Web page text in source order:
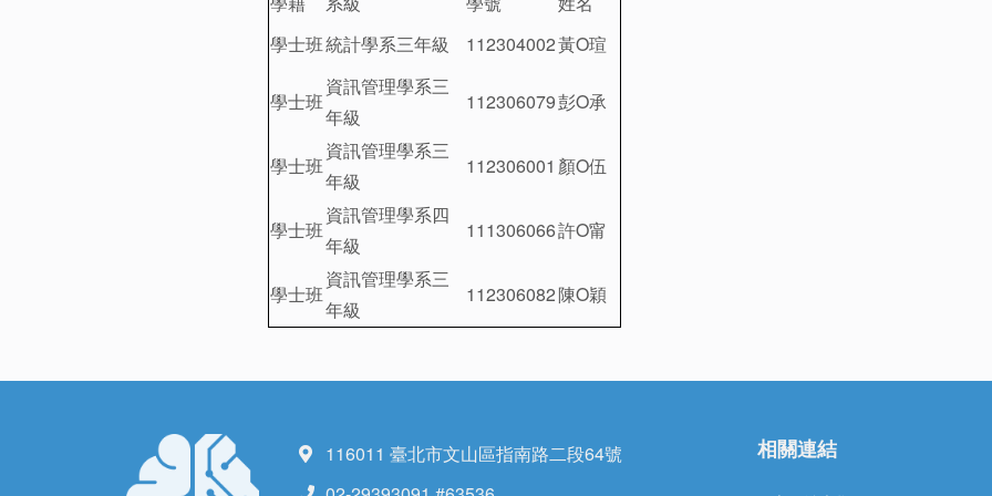
學士班統計學系三年級 112304002黃O瑄
學士班
資訊管理學系三
年級
112306079彭O承
學士班
資訊管理學系三
年級
112306001 顏O伍
學士班
資訊管理學系四
年級
111306066許O甯
學士班
資訊管理學系三
年級
112306082陳O穎
116011 臺北市文山區指南路二段64號
相關連結